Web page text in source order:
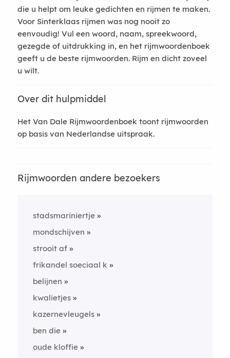
die u helpt om leuke gedichten en rijmen te maken.
Voor Sinterklaas rijmen was nog nooit zo
eenvoudig! Vul een woord, naam, spreekwoord,
gezegde of uitdrukking in, en het rijmwoordenboek
geeft u de beste rijmwoorden. Rijm en dicht zoveel
u wilt.
Over dit hulpmiddel
Het Van Dale Rijmwoordenboek toont rijmwoorden
op basis van Nederlandse uitspraak.
Rijmwoorden andere bezoekers
stadsmariniertje
mondschijven
strooit af
frikandel soeciaal k
belijnen
kwalietjes
kazernevleugels
ben die
oude kloffie